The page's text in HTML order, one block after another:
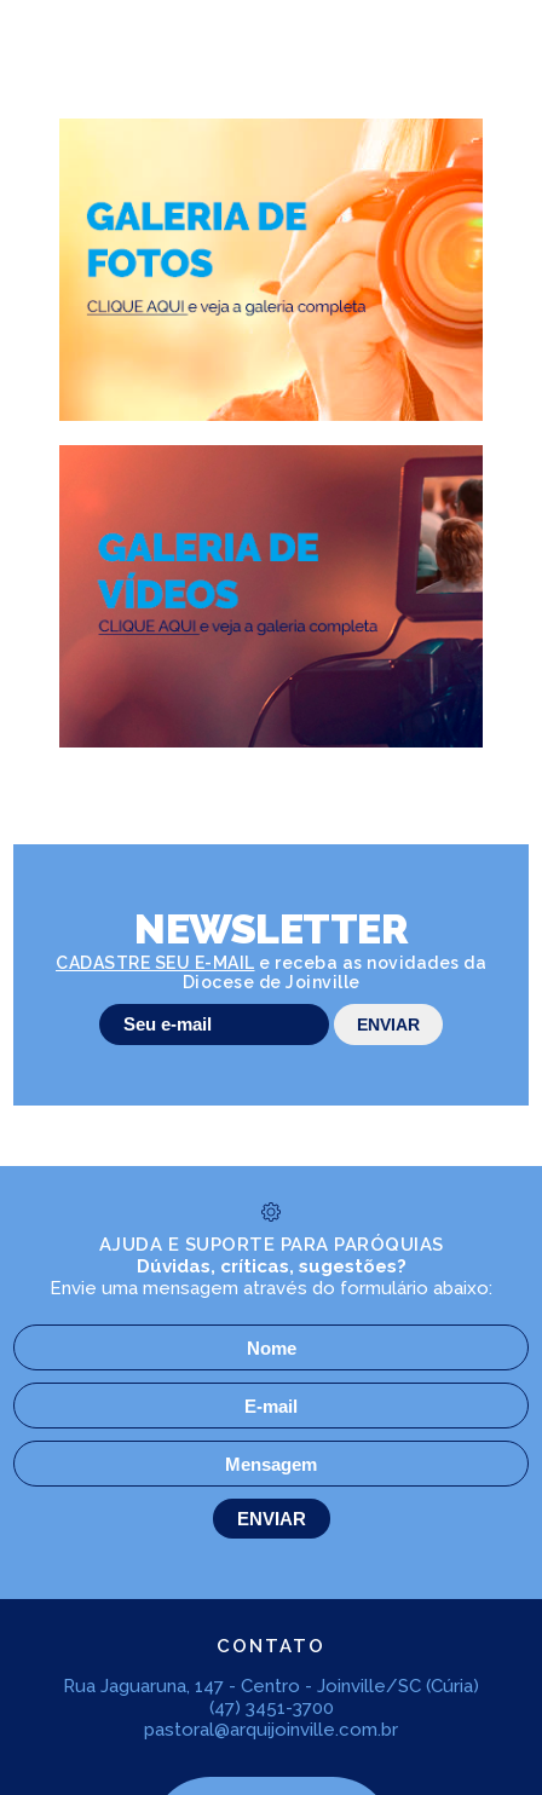
NEWSLETTER
CADASTRE SEU E-MAIL e receba as novidades da
Diocese de Joinville
AJUDA E SUPORTE PARA PARÓQUIAS
Dúvidas, críticas, sugestões?
Envie uma mensagem através do formulário abaixo:
CONTATO
Rua Jaguaruna, 147 - Centro - Joinville/SC (Cúria)
(47) 3451-3700
pastoral@arquijoinville.com.br